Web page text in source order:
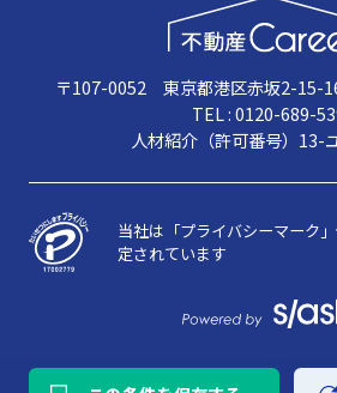
〒107-0052 東京都港区赤坂2-15-
TEL : 0120-689-
人材紹介（許可番号）13-
当社は「プライバシーマーク
定されています